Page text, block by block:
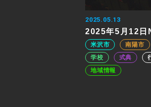
2025.05.13
2025年5月12日
米沢市 南陽市
学校
式典
地域情報